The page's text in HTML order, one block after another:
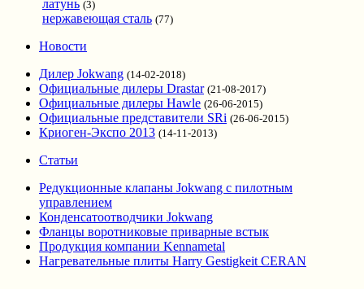
латунь (3)
нержавеющая сталь (77)
Новости
Дилер Jokwang (14-02-2018)
Официальные дилеры Drastar (21-08-2017)
Официальные дилеры Hawle (26-06-2015)
Официальные представители SRi (26-06-2015)
Криоген-Экспо 2013 (14-11-2013)
Статьи
Редукционные клапаны Jokwang с пилотным
управлением
Конденсатоотводчики Jokwang
Фланцы воротниковые приварные встык
Продукция компании Kennametal
Нагревательные плиты Harry Gestigkeit CERAN